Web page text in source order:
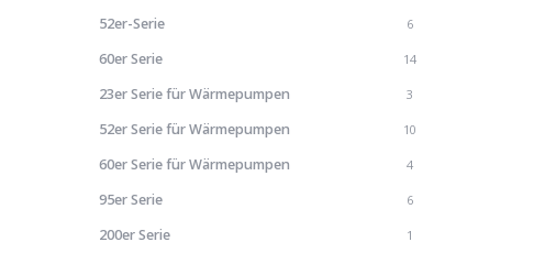
52er-Serie 6
60er Serie 14
23er Serie für Wärmepumpen 3
52er Serie für Wärmepumpen 10
60er Serie für Wärmepumpen 4
95er Serie 6
200er Serie 1